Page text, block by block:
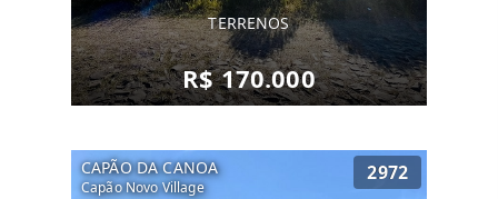
TERRENOS
R$ 170.000
CAPÃO DA CANOA
Capão Novo Village
2972